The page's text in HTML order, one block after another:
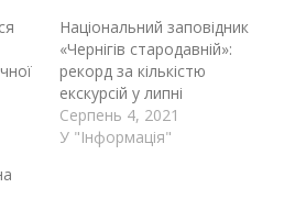
Національний заповідник
«Чернігів стародавній»:
рекорд за кількістю
екскурсій у липні
Серпень 4, 2021
У "Інформація"